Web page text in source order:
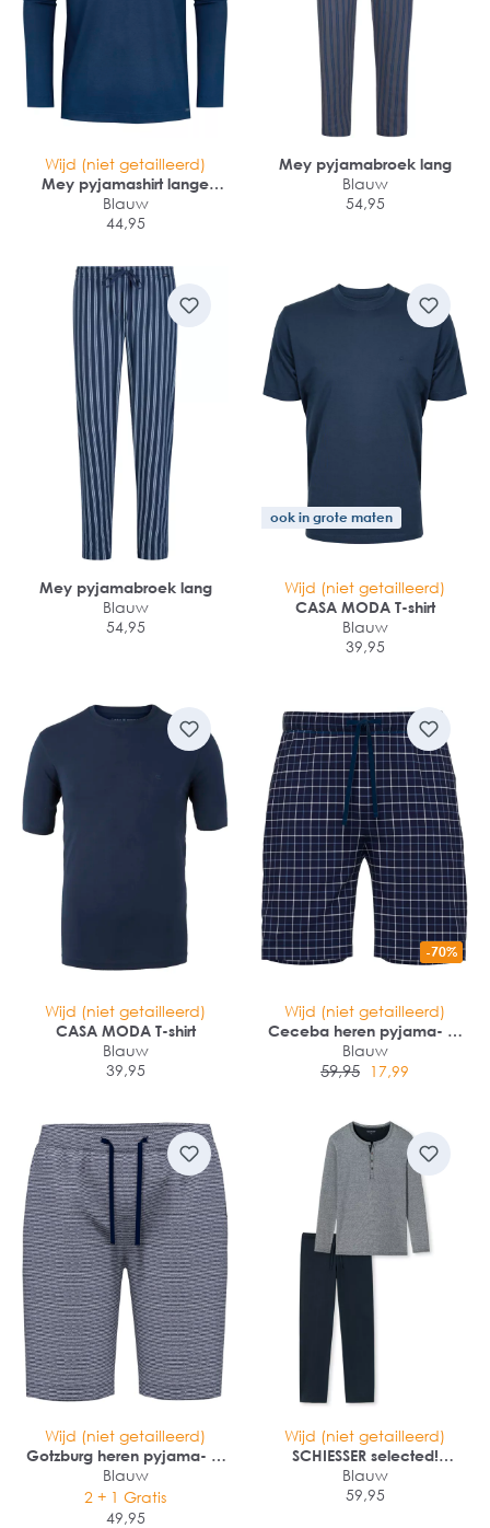
Wijd (niet getailleerd)
Mey pyjamashirt lange
mouw
Blauw
44,95
Mey pyjamabroek lang
Blauw
54,95
Mey pyjamabroek lang
Blauw
54,95
ook in grote maten
Wijd (niet getailleerd)
CASA MODA T-shirt
Blauw
39,95
Wijd (niet getailleerd)
CASA MODA T-shirt
Blauw
39,95
-70%
Wijd (niet getailleerd)
Ceceba heren pyjama- of
loungebroek
Blauw
59,95 17,99
Wijd (niet getailleerd)
Gotzburg heren pyjama- of
loungebroek
Blauw
2 + 1 Gratis
49,95
Wijd (niet getailleerd)
SCHIESSER selected!
premium pyjamaset
Blauw
59,95